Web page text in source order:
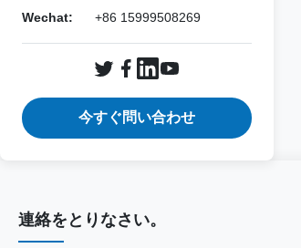
Wechat:
+86 15999508269
今すぐ問い合わせ
連絡をとりなさい。